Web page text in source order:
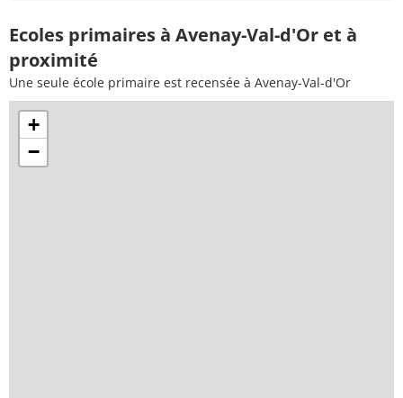
Ecoles primaires à Avenay-Val-d'Or et à
proximité
Une seule école primaire est recensée à Avenay-Val-d'Or
+
−